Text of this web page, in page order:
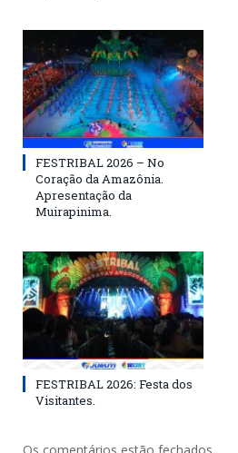
FESTRIBAL 2026 – No
Coração da Amazônia.
Apresentação da
Muirapinima.
FESTRIBAL 2026: Festa dos
Visitantes.